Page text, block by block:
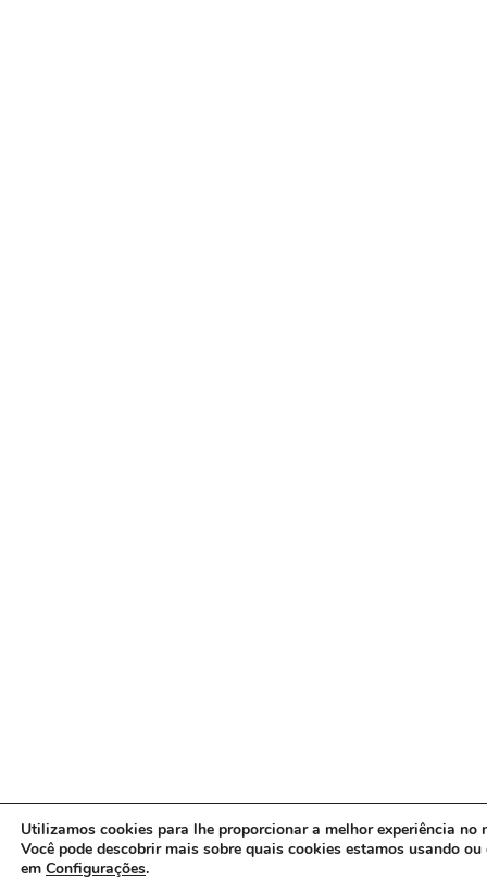
Utilizamos cookies para lhe proporcionar a melhor experiência no
Você pode descobrir mais sobre quais cookies estamos usando
em Configurações.